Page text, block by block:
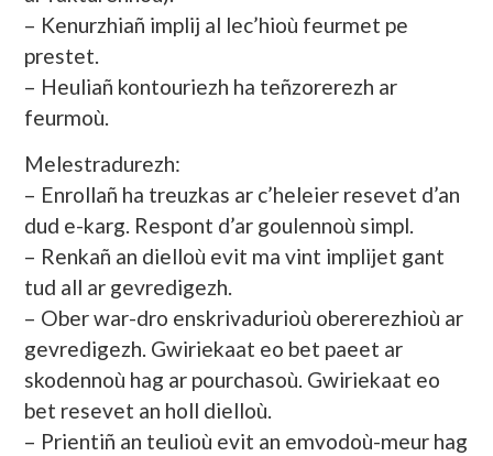
– Kenurzhiañ implij al lec’hioù feurmet pe
prestet.
– Heuliañ kontouriezh ha teñzorerezh ar
feurmoù.
Melestradurezh:
– Enrollañ ha treuzkas ar c’heleier resevet d’an
dud e-karg. Respont d’ar goulennoù simpl.
– Renkañ an dielloù evit ma vint implijet gant
tud all ar gevredigezh.
– Ober war-dro enskrivadurioù obererezhioù ar
gevredigezh. Gwiriekaat eo bet paeet ar
skodennoù hag ar pourchasoù. Gwiriekaat eo
bet resevet an holl dielloù.
– Prientiñ an teulioù evit an emvodoù-meur hag